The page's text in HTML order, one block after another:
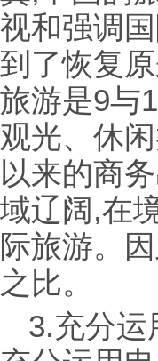
视和强调
到了恢复
旅游是9与
观光、休
以来的商
域辽阔,在
际旅游。
之比。
3.充分运